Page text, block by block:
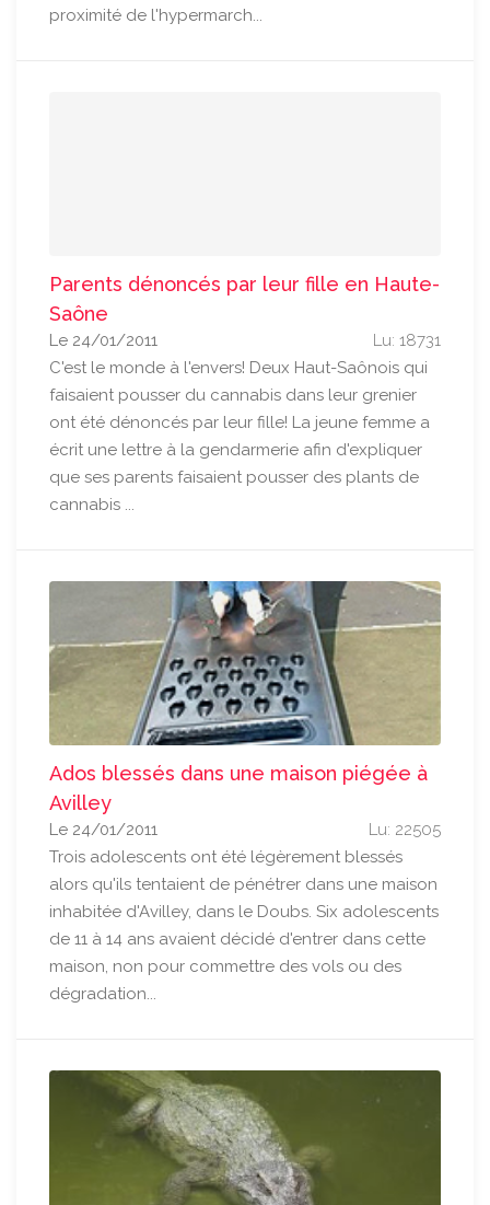
proximité de l'hypermarch...
Parents dénoncés par leur fille en Haute-
Saône
Lu: 18731
Le 24/01/2011
C'est le monde à l'envers! Deux Haut-Saônois qui
faisaient pousser du cannabis dans leur grenier
ont été dénoncés par leur fille! La jeune femme a
écrit une lettre à la gendarmerie afin d'expliquer
que ses parents faisaient pousser des plants de
cannabis ...
Ados blessés dans une maison piégée à
Avilley
Lu: 22505
Le 24/01/2011
Trois adolescents ont été légèrement blessés
alors qu'ils tentaient de pénétrer dans une maison
inhabitée d'Avilley, dans le Doubs. Six adolescents
de 11 à 14 ans avaient décidé d'entrer dans cette
maison, non pour commettre des vols ou des
dégradation...